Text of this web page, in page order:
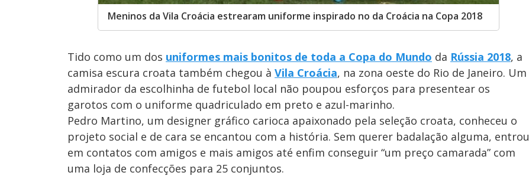
Meninos da Vila Croácia estrearam uniforme inspirado no da Croácia na Copa 2018
Tido como um dos uniformes mais bonitos de toda a Copa do Mundo da Rússia 2018, a
camisa escura croata também chegou à Vila Croácia, na zona oeste do Rio de Janeiro. Um
admirador da escolhinha de futebol local não poupou esforços para presentear os
garotos com o uniforme quadriculado em preto e azul-marinho.
Pedro Martino, um designer gráfico carioca apaixonado pela seleção croata, conheceu o
projeto social e de cara se encantou com a história. Sem querer badalação alguma, entrou
em contatos com amigos e mais amigos até enfim conseguir “um preço camarada” com
uma loja de confecções para 25 conjuntos.